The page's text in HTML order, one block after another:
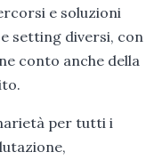
e soluzioni
setting diversi, con
conto anche della
per tutti i